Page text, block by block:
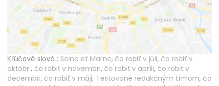
Kľúčové slová : Seine et Marne, čo robiť v júli, čo robiť v
októbri, čo robiť v novembri, čo robiť v apríli, čo robiť v
decembri, čo robiť v máji, Testované redakčným tímom, čo